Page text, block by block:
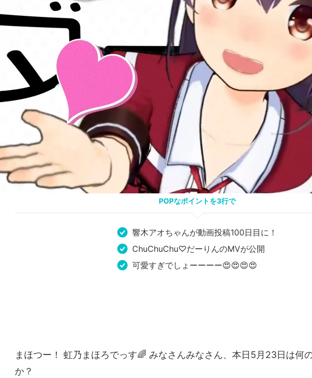
POPなポイントを3行で
響木アオちゃんが動画投稿100日目に！
ChuChuChu♡だーりんのMVが公開
可愛すぎでしょーーーー😍😍😍😍
まほつー！ 虹乃まほろでっす🌈 みなさんみなさん、本日5月23日は何
か？